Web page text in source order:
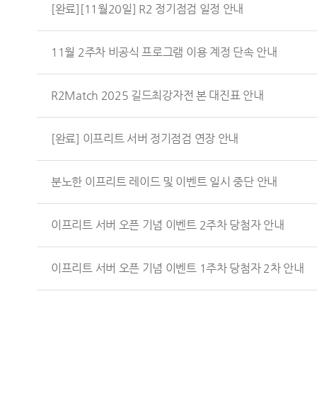
[완료][11월20일] R2 정기점검 일정 안내
11월 2주차 비공식 프로그램 이용 계정 단속 안내
R2Match 2025 길드최강자전 본 대진표 안내
[완료] 이프리트 서버 정기점검 연장 안내
분노한 이프리트 레이드 및 이벤트 일시 중단 안내
이프리트 서버 오픈 기념 이벤트 2주차 당첨자 안내
이프리트 서버 오픈 기념 이벤트 1주차 당첨자 2차 안내